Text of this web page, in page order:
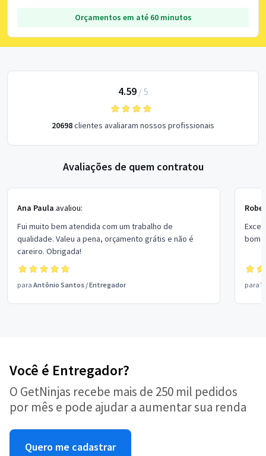
Orçamentos em até 60 minutos
4.59/ 5
20698clientes avaliaram nossos profissionais
Avaliações de quem contratou
Ana Paula avaliou:
Fui muito bem atendida com um trabalho de
qualidade. Valeu a pena, orçamento grátis e não é
careiro. Obrigada!
para Antônio Santos /Entregador
bom
para
Você é Entregador?
O GetNinjas recebe mais de 250 mil pedidos
por mês e pode ajudar a aumentar sua renda
Quero me cadastrar